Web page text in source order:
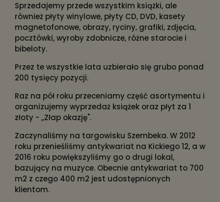
Sprzedajemy przede wszystkim książki, ale
również płyty winylowe, płyty CD, DVD, kasety
magnetofonowe, obrazy, ryciny, grafiki, zdjęcia,
pocztówki, wyroby zdobnicze, różne starocie i
bibeloty.
Przez te wszystkie lata uzbierało się grubo ponad
200 tysięcy pozycji.
Raz na pół roku przeceniamy część asortymentu i
organizujemy wyprzedaż książek oraz płyt za 1
złoty - ,,Złap okazję".
Zaczynaliśmy na targowisku Szembeka. W 2012
roku przenieśliśmy antykwariat na Kickiego 12, a w
2016 roku powiększyliśmy go o drugi lokal,
bazujący na muzyce. Obecnie antykwariat to 700
m2 z czego 400 m2 jest udostępnionych
klientom.